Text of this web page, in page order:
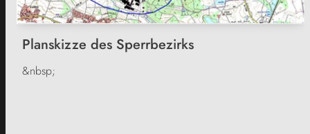
Planskizze des Sperrbezirks
&nbsp;